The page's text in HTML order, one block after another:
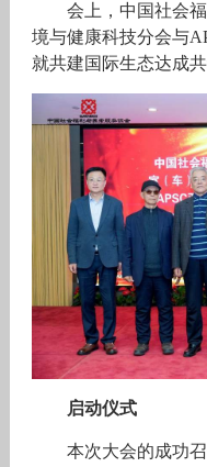
会上，中国社会
境与健康科技分会与
就共建国际生态达成
启动仪式
本次大会的成功